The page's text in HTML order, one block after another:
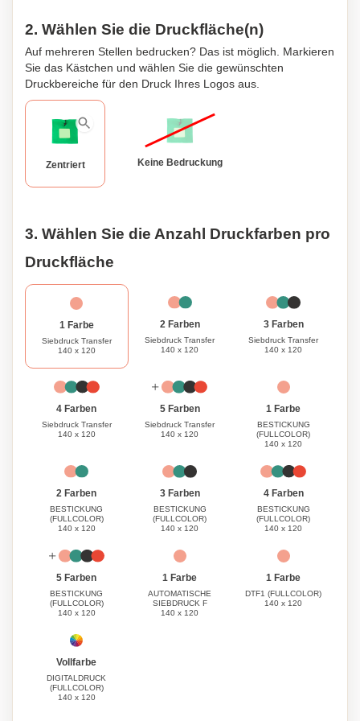
2. Wählen Sie die Druckfläche(n)
Auf mehreren Stellen bedrucken? Das ist möglich. Markieren
Sie das Kästchen und wählen Sie die gewünschten
Druckbereiche für den Druck Ihres Logos aus.
Zentriert Keine Bedruckung
3. Wählen Sie die Anzahl Druckfarben pro
Druckfläche
1 Farbe
Siebdruck Transfer
140 x 120
2 Farben
Siebdruck Transfer
140 x 120
3 Farben
Siebdruck Transfer
140 x 120
4 Farben
Siebdruck Transfer
140 x 120
5 Farben
Siebdruck Transfer
140 x 120
1 Farbe
BESTICKUNG
(FULLCOLOR)
140 x 120
2 Farben
BESTICKUNG
(FULLCOLOR)
140 x 120
3 Farben
BESTICKUNG
(FULLCOLOR)
140 x 120
4 Farben
BESTICKUNG
(FULLCOLOR)
140 x 120
5 Farben
BESTICKUNG
(FULLCOLOR)
140 x 120
1 Farbe
AUTOMATISCHE
SIEBDRUCK F
140 x 120
1 Farbe
DTF1 (FULLCOLOR)
140 x 120
Vollfarbe
DIGITALDRUCK
(FULLCOLOR)
140 x 120